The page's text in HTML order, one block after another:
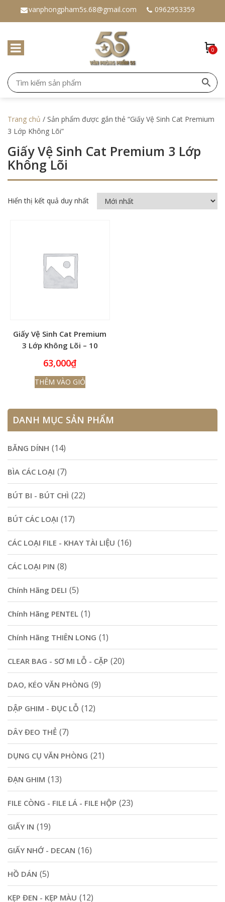
vanphongpham5s.68@gmail.com 0962953359
0
Trang chủ / Sản phẩm được gắn thẻ “Giấy Vệ Sinh Cat Premium
3 Lớp Không Lõi”
Giấy Vệ Sinh Cat Premium 3 Lớp
Không Lõi
Hiển thị kết quả duy nhất
Giấy Vệ Sinh Cat Premium
3 Lớp Không Lõi – 10
63,000₫
THÊM VÀO GIỎ
DANH MỤC SẢN PHẨM
BĂNG DÍNH (14)
BÌA CÁC LOẠI (7)
BÚT BI - BÚT CHÌ (22)
BÚT CÁC LOẠI (17)
CÁC LOẠI FILE - KHAY TÀI LIỆU (16)
CÁC LOẠI PIN (8)
Chính Hãng DELI (5)
Chính Hãng PENTEL (1)
Chính Hãng THIÊN LONG (1)
CLEAR BAG - SƠ MI LỖ - CẶP (20)
DAO, KÉO VĂN PHÒNG (9)
DẬP GHIM - ĐỤC LỖ (12)
DÂY ĐEO THẺ (7)
DỤNG CỤ VĂN PHÒNG (21)
ĐẠN GHIM (13)
FILE CÒNG - FILE LÁ - FILE HỘP (23)
GIẤY IN (19)
GIẤY NHỚ - DECAN (16)
HỒ DÁN (5)
KẸP ĐEN - KẸP MÀU (12)